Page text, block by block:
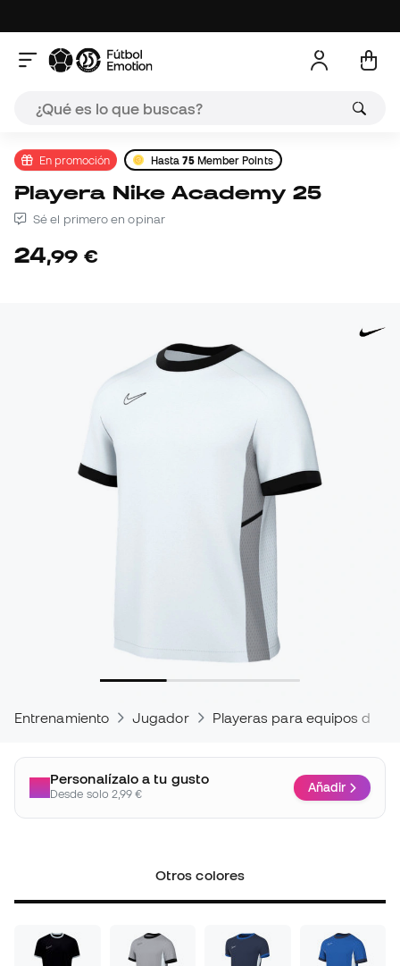
En promoción Hasta75Member Points
Playera Nike Academy 25
Sé el primero en opinar
24,99 €
Entrenamiento Jugador Playeras para equipos de
Personalízalo a tu gusto
Desde solo 2,99 € Añadir
Otros colores